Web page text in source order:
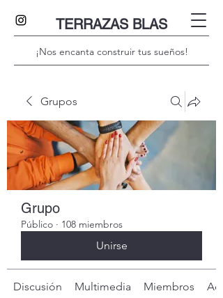
TERRAZAS BLAS
¡Nos encanta construir tus sueños!
Grupos
Grupo
Público · 108 miembros
Unirse
Discusión Multimedia Miembros